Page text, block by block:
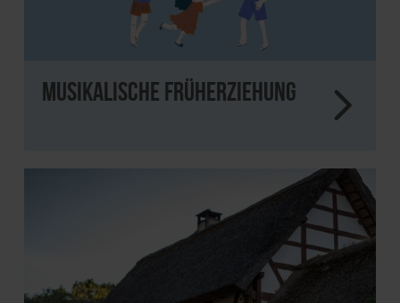
Musikalische Früherziehung